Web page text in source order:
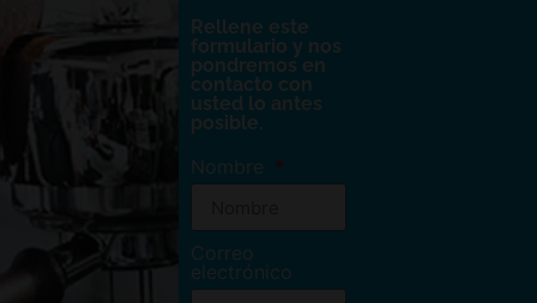
Rellene este
formulario y nos
pondremos en
contacto con
usted lo antes
posible.
Nombre
Correo
electrónico